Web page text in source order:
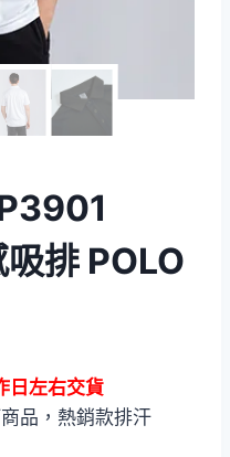
排 POLO
日左右交貨
品，熱銷款排汗